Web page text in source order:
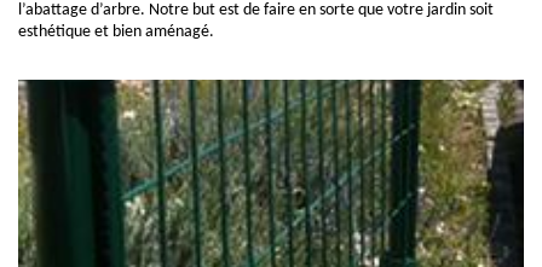
l’abattage d’arbre. Notre but est de faire en sorte que votre jardin soit
esthétique et bien aménagé.